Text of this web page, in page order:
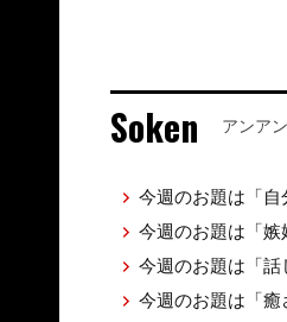
Soken アンア
今週のお題は「自
今週のお題は「嫉
今週のお題は「話
今週のお題は「癒